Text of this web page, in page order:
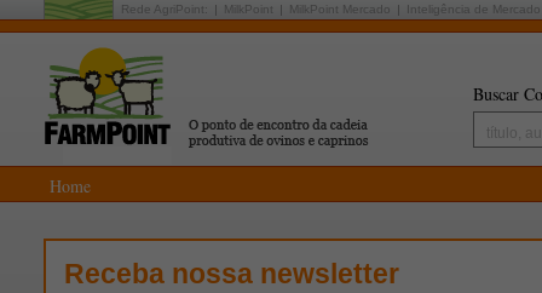
Rede AgriPoint: MilkPoint MilkPoint Mercado Inteligência de Mercado
Buscar
Home
Receba nossa newsletter